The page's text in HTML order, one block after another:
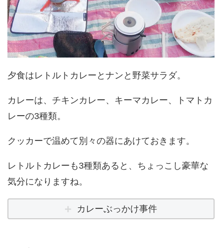
夕食はレトルトカレーとナンと野菜サラダ。
カレーは、チキンカレー、キーマカレー、トマトカ
レーの3種類。
クッカーで温めて別々の器にあけておきます。
レトルトカレーも3種類あると、ちょっこし豪華な
気分になりますね。
カレーぶっかけ事件